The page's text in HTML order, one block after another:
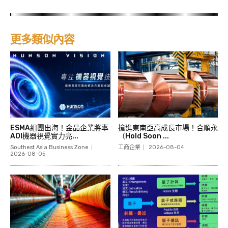
更多類似內容
ESMA組團出海！金品企業將率
AOI機器視覺實力亮...
Southest Asia Business Zone
2026-08-05
搶進東南亞高成長市場！合順永
（Hold Soon ...
工商企業 2026-08-04